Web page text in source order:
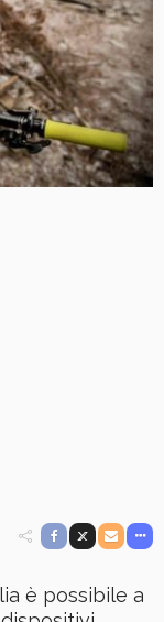
è possibile a